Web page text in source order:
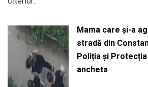
Mama care și-a
stradă din
Poliția și
ancheta